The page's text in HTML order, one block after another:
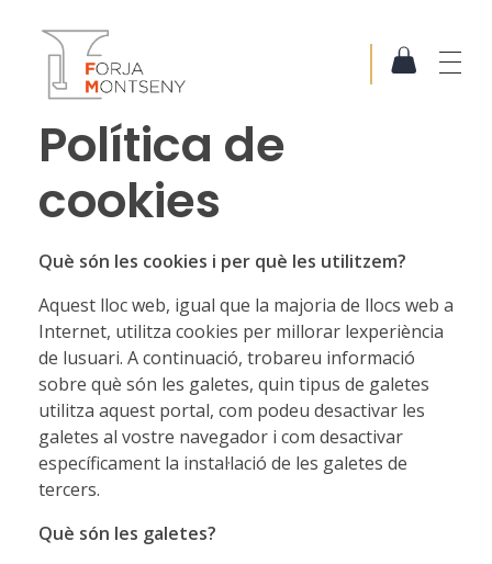
Política de
cookies
Què són les cookies i per què les utilitzem?
Aquest lloc web, igual que la majoria de llocs web a
Internet, utilitza cookies per millorar lexperiència
de lusuari. A continuació, trobareu informació
sobre què són les galetes, quin tipus de galetes
utilitza aquest portal, com podeu desactivar les
galetes al vostre navegador i com desactivar
específicament la instal·lació de les galetes de
tercers.
Què són les galetes?